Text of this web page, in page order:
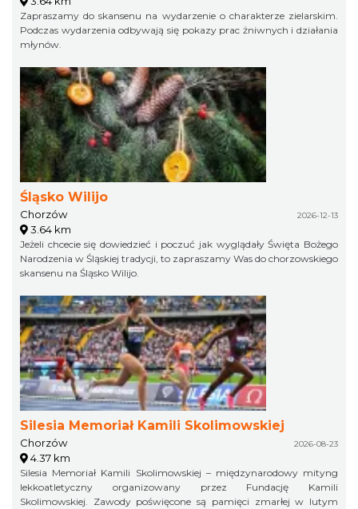
Zapraszamy do skansenu na wydarzenie o charakterze zielarskim.
Podczas wydarzenia odbywają się pokazy prac żniwnych i działania
młynów.
Śląsko Wilijo
Chorzów 2026-12-13
3.64 km
Jeżeli chcecie się dowiedzieć i poczuć jak wyglądały Święta Bożego
Narodzenia w Śląskiej tradycji, to zapraszamy Was do chorzowskiego
skansenu na Śląsko Wilijo.
Silesia Memoriał Kamili Skolimowskiej
Chorzów 2026-08-23
4.37 km
Silesia Memoriał Kamili Skolimowskiej – międzynarodowy mityng
lekkoatletyczny organizowany przez Fundację Kamili
Skolimowskiej. Zawody poświęcone są pamięci zmarłej w lutym